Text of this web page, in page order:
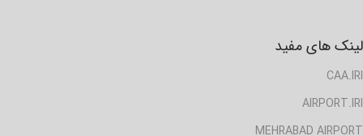
لینک های مفید
CAA.IRI
AIRPORT.IRI
MEHRABAD AIRPORT